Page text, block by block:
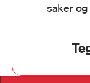
saker